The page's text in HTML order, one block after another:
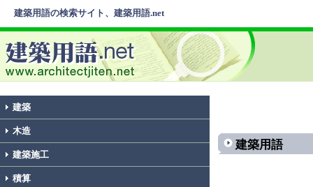
建築用語の検索サイト、建築用語.net
建築
木造
建築施工
積算
建築用語